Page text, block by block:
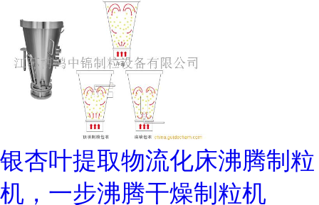
银杏叶提取物流化床沸腾制粒
机，一步沸腾干燥制粒机